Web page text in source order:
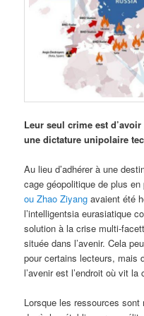
Leur seul crime est
une dictature unipolaire
Au lieu d’adhérer à une
cage géopolitique de plus
ou Zhao Ziyang avaient été
l’intelligentsia eurasiatique
solution à la crise multi-
située dans l’avenir. Cela
pour certains lecteurs, mais
l’avenir est l’endroit où vit la
Lorsque les ressources